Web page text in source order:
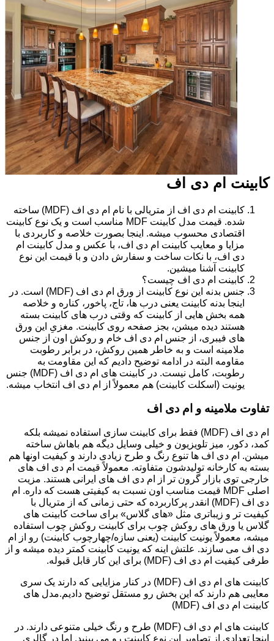
کابینت ام دی اف
کابینت ام دی اف از متریالی با نام ام دی اف (MDF) ساخته
شده. قیمت مدل کابینت MDF مناسب است و یک نوع کابینت
اقتصادی محسوب میشه. اینجا بصورت خلاصه و کاربردی با
مزایا و معایب کابینت ام دی اف، با عکس و مدل کابینت ام
دی اف، با نکات ساخت و سفارش دادن و با قیمت این نوع
کابینت آشنا میشین.
کابینت ام دی اف چیست؟
جنس بدنه این نوع کابینت از ورق ام دی اف (MDF) است. در
اینجا بدنه کابینت یعنی درب ها، تاج، پاخور، کناره و خلاصه
همه بخش هایی از کابینت که وقتی درب های کابینت بسته
هستند دیده میشن، بجز صفحه روی کابینت. مغزیِ این ورق
های فیبری، از جنس ام دی اف خام و روکش اون از جنس
ملامینه است و به خاطر همین روکش، در برابر رطوبت
مقاومه البته در ادامه توضیح دادیم که این مقاومت به
رطوبت، کامل نیست. در کابینت های ام دی اف (MDF) جنس
یونیت (اسکلت کابینت) هم معمولاً از ام دی اف انتخاب میشه.
تفاوت ملامینه و ام دی اف
ام دی اف (MDF) فقط برای کابینت سازی استفاده نمیشه بلکه
کمد، دکور، میز تلویزیون و خیلی وسایل دیگه هم باهاش ساخته
میشن. ام دی اف ها تنوع رنگ و طرح زیادی دارند و کیفیت اونها هم
بسته به کارخانه تولیدشون متفاوته. معمولاً قیمت ام دی اف های
خارجی توی بازار گرون تر از ام دی اف های ایرانی هستند. مزیت
اصلی MDF قیمت مناسب اون نسبت به کیفیتی هست که داره. ام
دی اف (MDF) انقدر پرکاربرده که حتی زمانی که از متریال با
کیفیت تر و زیباتری مثل «های گلاس» برای ساخت کابینت های
گلاس یا ورق های روکش چوب برای کابینت روکش چوب استفاده
میشه، معمولاً یونیت کابینت (یعنی سازه/چهارچوب کابینت) رو از ام
دی اف می سازند. علتش اینه که یونیت کابینت کمتر دیده میشه و از
طرفی کیفیت ام دی اف (MDF) برای این کار قابل قبوله.
کابینت های ام دی اف (MDF) در کنار مزایایی که دارند یک سری
معایبی هم دارند که این بخش رو مستقل توضیح دادیم.مدل های
کابینت ام دی اف (MDF)
کابینت های ام دی اف (MDF) طرح و رنگ خیلی متنوعی دارند. در
اینجا تعدادی از تصاویر این نوع کابینت رو می بینید. اما در گالری